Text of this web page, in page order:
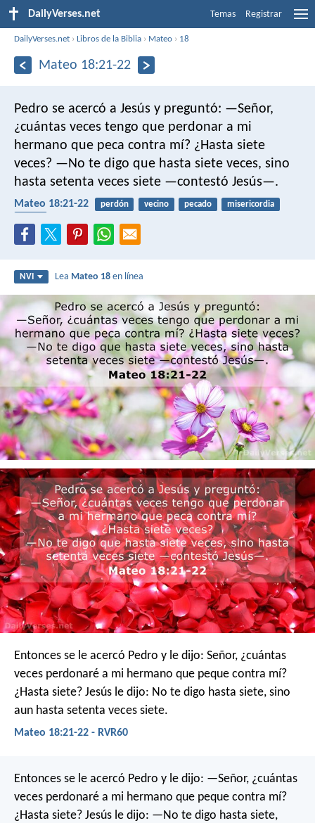
DailyVerses.net Temas Registrar
DailyVerses.net ›Libros de la Biblia › Mateo › 18
Mateo 18:21-22
Pedro se acercó a Jesús y preguntó: —Señor,
¿cuántas veces tengo que perdonar a mi
hermano que peca contra mí? ¿Hasta siete
veces? —No te digo que hasta siete veces, sino
hasta setenta veces siete —contestó Jesús—.
Mateo 18:21-22 perdón vecino pecado
misericordia
NVI Lea Mateo 18 en línea
Entonces se le acercó Pedro y le dijo: Señor, ¿cuántas
veces perdonaré a mi hermano que peque contra mí?
¿Hasta siete? Jesús le dijo: No te digo hasta siete, sino
aun hasta setenta veces siete.
Mateo 18:21-22 - RVR60
Entonces se le acercó Pedro y le dijo: —Señor, ¿cuántas
veces perdonaré a mi hermano que peque contra mí?
¿Hasta siete? Jesús le dijo: —No te digo hasta siete,